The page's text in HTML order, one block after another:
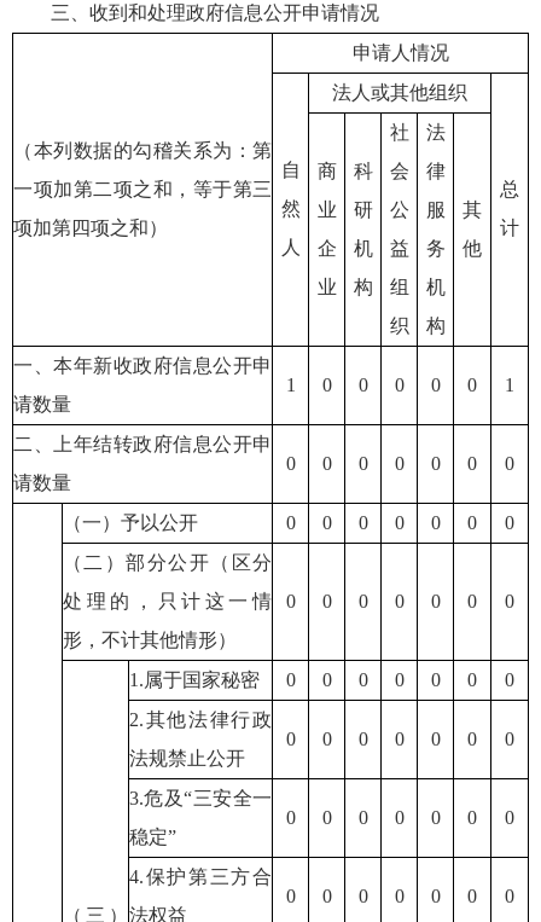
三、收到和处理政府信息公开申请情况
（本列数据的勾稽关系为：第
一项加第二项之和，等于第三
项加第四项之和）
申请人情况
自
然
人
法人或其他组织
总
计
商
业
企
业
科
研
机
构
社
会
公
益
组
织
法
律
服
务
机
构
其
他
一、本年新收政府信息公开申
请数量
1 0 0 0 0 0 1
二、上年结转政府信息公开申
请数量
0 0 0 0 0 0 0
（一）予以公开 0 0 0 0 0 0
0
（二）部分公开（区分
处理的，只计这一情
形，不计其他情形）
0 0 0 0 0 0 0
（三）
1.属于国家秘密 0 0 0 0 0 0
0
2.其他法律行政
法规禁止公开
0 0 0 0 0 0 0
3.危及“三安全一
稳定”
0 0 0 0 0 0 0
4.保护第三方合
法权益
0 0 0 0 0 0 0